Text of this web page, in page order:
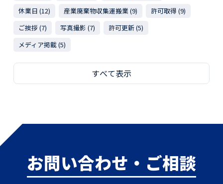
休業日 (12)
産業廃棄物収集運搬業 (9)
許可取得 (9)
ご挨拶 (7)
写真撮影 (7)
許可更新 (5)
メディア掲載 (5)
すべて表示
お問い合わせ・ご相談